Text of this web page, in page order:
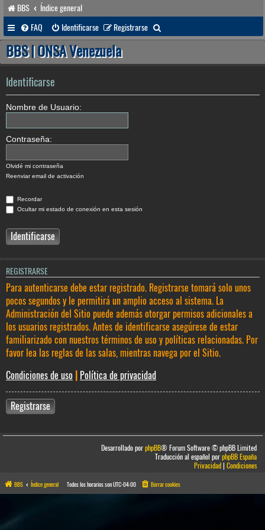
BBS
Índice general
FAQ
Identificarse Registrarse
u
a
BBS | ONSA Venezuela
Identificarse
Nombre de Usuario:
Contraseña:
Olvidé mi contraseña
Reenviar email de activación
Recordar
Ocultar mi estado de conexión en esta sesión
REGISTRARSE
Para autenticarse debe estar registrado. Registrarse tomará solo unos
pocos segundos y le permitirá un amplio acceso al sistema. La
Administración del Sitio puede además otorgar permisos adicionales a
los usuarios registrados. Antes de identificarse asegúrese de estar
familiarizado con nuestros términos de uso y políticas relacionadas. Por
favor lea las reglas de las salas, mientras navega por el Sitio.
Condiciones de uso
Política de privacidad
Registrarse
Desarrollado porphpBB® Forum Software © phpBB Limited
Traducción al español porphpBB España
Privacidad|Condiciones
BBS Índice general Todos los horarios sonUTC-04:00 Borrar cookies